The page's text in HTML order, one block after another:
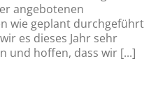
angebotenen
wie geplant durchgeführt
es dieses Jahr sehr
und hoffen, dass wir [...]